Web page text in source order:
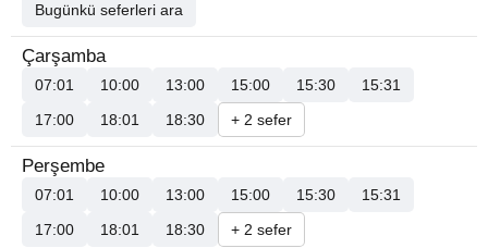
Bugünkü seferleri ara
Çarşamba
07:01 10:00 13:00 15:00 15:30
15:31
17:00
18:01 18:30 + 2 sefer
Perşembe
07:01 10:00 13:00 15:00 15:30
15:31
17:00
18:01 18:30 + 2 sefer